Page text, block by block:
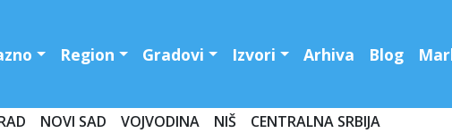
Region Gradovi Izvori Arhiva Blog
NOVI SAD VOJVODINA NIŠ CENTRALNA SRBIJA